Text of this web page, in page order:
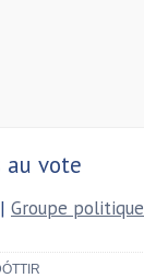
vote
| Groupe politique